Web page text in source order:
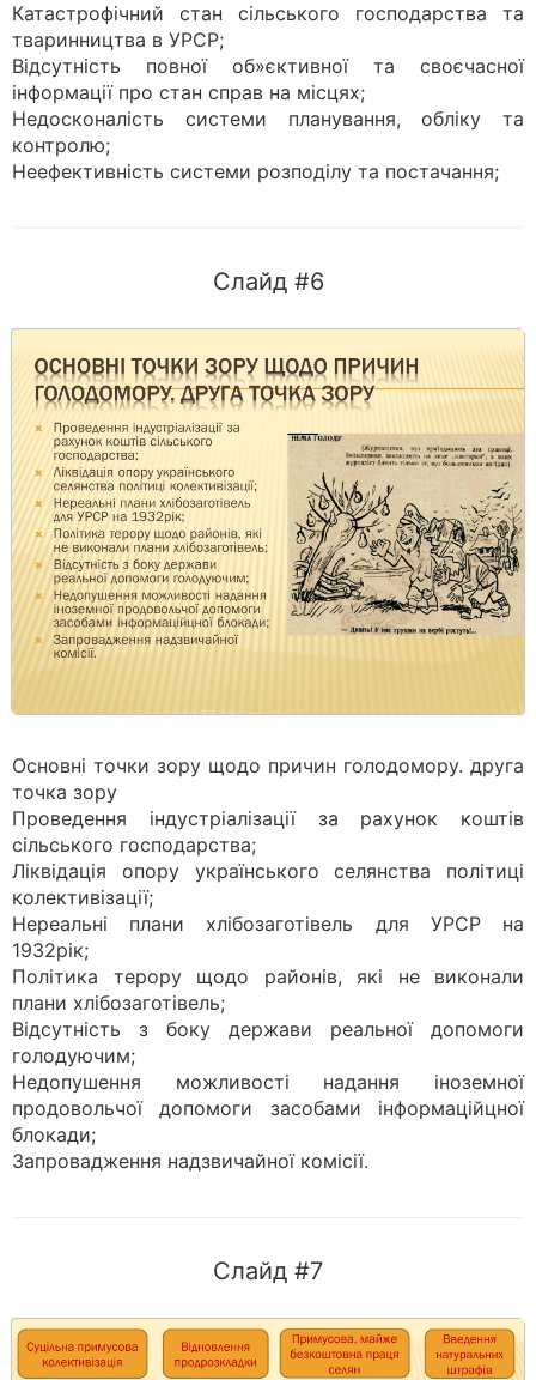
Катастрофічний стан сільського господарства та
тваринництва в УРСР;
Відсутність повної об»єктивної та своєчасної
інформації про стан справ на місцях;
Недосконалість системи планування, обліку та
контролю;
Неефективність системи розподілу та постачання;
Слайд #6
Основні точки зору щодо причин голодомору. друга
точка зору
Проведення індустріалізації за рахунок коштів
сільського господарства;
Ліквідація опору українського селянства політиці
колективізації;
Нереальні плани хлібозаготівель для УРСР на
1932рік;
Політика терору щодо районів, які не виконали
плани хлібозаготівель;
Відсутність з боку держави реальної допомоги
голодуючим;
Недопушення можливості надання іноземної
продовольчої допомоги засобами інформаційцної
блокади;
Запровадження надзвичайної комісії.
Слайд #7